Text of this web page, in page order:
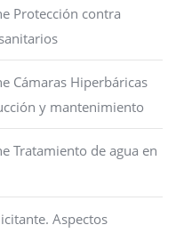
Protección contra
Cámaras Hiperbáricas
y mantenimiento
Tratamiento de agua en
Aspectos